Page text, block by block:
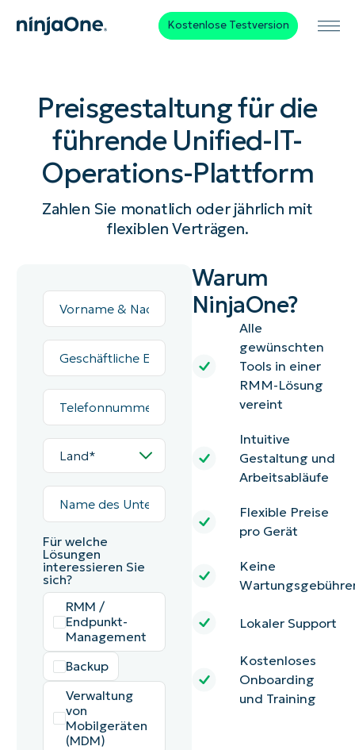
Kostenlose Testversion
Preisgestaltung für die
führende Unified-IT-
Operations-Plattform
Zahlen Sie monatlich oder jährlich mit
flexiblen Verträgen.
Vorname
Nachname*
Geschäftliche
Mail*
Telefonnummer*
Land*
Name
des
Unternehmens*
Für welche
Lösungen
interessieren Sie
sich?
RMM /
Endpunkt-
Management
Backup
Verwaltung
von
Mobilgeräten
(MDM)
Warum
NinjaOne?
Alle
gewünschten
Tools in einer
RMM-Lösung
vereint
Intuitive
Gestaltung und
Arbeitsabläufe
Flexible Preise
pro Gerät
Keine
Lokaler Support
Kostenloses
Onboarding
und Training